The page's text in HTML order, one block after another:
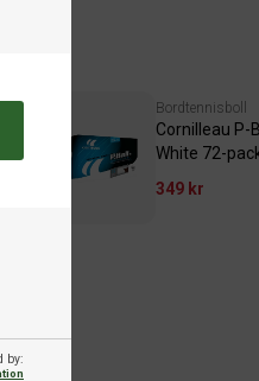
by:
Bordtennisboll
Cornilleau P-
White 72-
349 kr